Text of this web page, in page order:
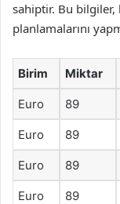
sahiptir. Bu
planlamalarını
Birim Miktar
Euro 89
Euro 89
Euro 89
Euro 89